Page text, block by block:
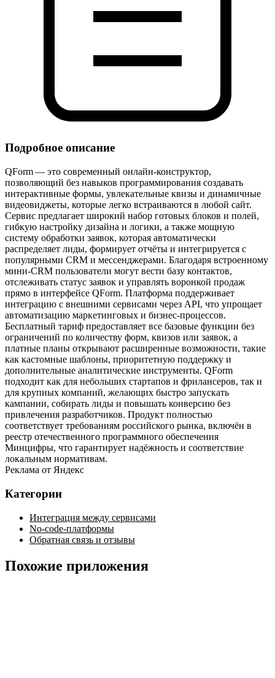
Подробное описание
QForm — это современный онлайн‑конструктор,
позволяющий без навыков программирования создавать
интерактивные формы, увлекательные квизы и динамичные
видеовиджеты, которые легко встраиваются в любой сайт.
Сервис предлагает широкий набор готовых блоков и полей,
гибкую настройку дизайна и логики, а также мощную
систему обработки заявок, которая автоматически
распределяет лиды, формирует отчёты и интегрируется с
популярными CRM и мессенджерами. Благодаря встроенному
мини‑CRM пользователи могут вести базу контактов,
отслеживать статус заявок и управлять воронкой продаж
прямо в интерфейсе QForm. Платформа поддерживает
интеграцию с внешними сервисами через API, что упрощает
автоматизацию маркетинговых и бизнес‑процессов.
Бесплатный тариф предоставляет все базовые функции без
ограничений по количеству форм, квизов или заявок, а
платные планы открывают расширенные возможности, такие
как кастомные шаблоны, приоритетную поддержку и
дополнительные аналитические инструменты. QForm
подходит как для небольших стартапов и фрилансеров, так и
для крупных компаний, желающих быстро запускать
кампании, собирать лиды и повышать конверсию без
привлечения разработчиков. Продукт полностью
соответствует требованиям российского рынка, включён в
реестр отечественного программного обеспечения
Минцифры, что гарантирует надёжность и соответствие
локальным нормативам.
Реклама от Яндекс
Категории
Интеграция между сервисами
No-code-платформы
Обратная связь и отзывы
Похожие приложения